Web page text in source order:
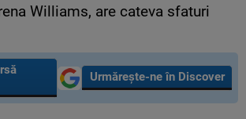
Williams, are cateva sfaturi
Urmărește-ne în Discover